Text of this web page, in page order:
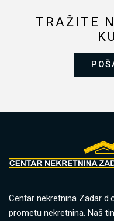
TRAŽITE
Centar nekretnina Zadar
prometu nekretnina. Naš